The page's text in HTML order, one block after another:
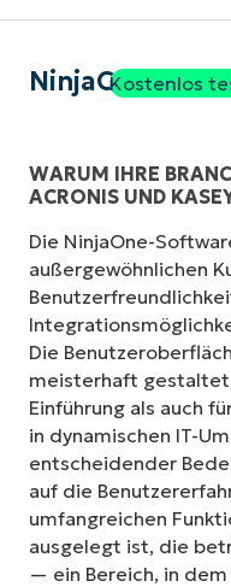
NinjaOneKostenlos
WARUM IHRE
ACRONIS UND
Die NinjaOne-
außergewöhnlichen
Die
meisterhaft
Einführung als auch
in dynamischen IT-
entscheidender
auf die
umfangreichen
ausgelegt ist, die
— ein Bereich, in